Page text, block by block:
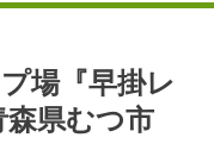
場『早掛レ
県むつ市